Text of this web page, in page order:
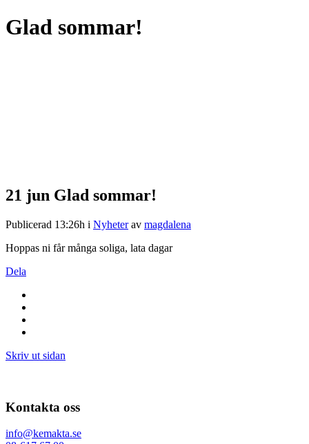
Glad sommar!
21 jun Glad sommar!
Publicerad 13:26h i Nyheter av magdalena
Hoppas ni får många soliga, lata dagar
Dela
Skriv ut sidan
Kontakta oss
info@kemakta.se